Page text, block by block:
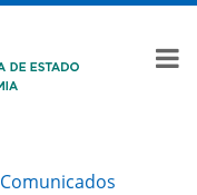
Comunicados